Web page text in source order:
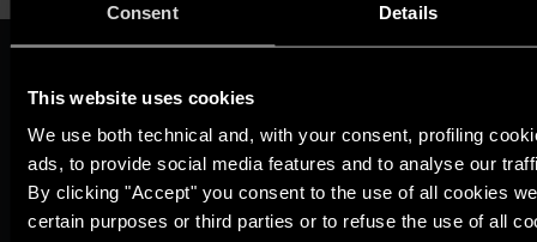
Consent Details
This website uses cookies
We use both technical and, with your consent, profiling
ads, to provide social media features and to analyse our
By clicking "Accept" you consent to the use of all cookies
certain purposes or third parties or to refuse the use of all
Thương hiệu Ariston
Tuyển Dụng
TẠP CHÍ
Mẹo & giải pháp
Tin tức